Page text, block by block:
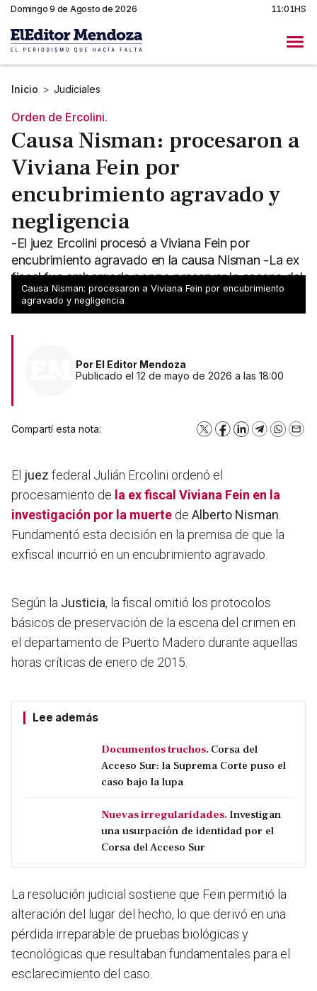
Domingo 9 de Agosto de 2026 11:01HS
Inicio > Judiciales
Orden de Ercolini.
Causa Nisman: procesaron a
Viviana Fein por
encubrimiento agravado y
negligencia
-El juez Ercolini procesó a Viviana Fein por
encubrimiento agravado en la causa Nisman -La ex
fiscal fue embargada por no preservar la escena del
homicidio
Causa Nisman: procesaron a Viviana Fein por encubrimiento
agravado y negligencia
Por El Editor Mendoza
Publicado el 12 de mayo de 2026 a las 18:00
Compartí esta nota: X Facebook
LinkedInTelegram
El juez federal Julián Ercolini ordenó el
procesamiento de la ex fiscal Viviana Fein en la
investigación por la muerte de Alberto Nisman
Fundamentó esta decisión en la premisa de que la
exfiscal incurrió en un encubrimiento agravado.
Según la Justicia, la fiscal omitió los protocolos
básicos de preservación de la escena del crimen en
el departamento de Puerto Madero durante aquellas
horas críticas de enero de 2015.
Lee además
Documentos truchos. Corsa del
Acceso Sur: la Suprema Corte puso el
caso bajo la lupa
Nuevas irregularidades. Investigan
una usurpación de identidad por el
Corsa del Acceso Sur
La resolución judicial sostiene que Fein permitió la
alteración del lugar del hecho, lo que derivó en una
pérdida irreparable de pruebas biológicas y
tecnológicas que resultaban fundamentales para el
esclarecimiento del caso.